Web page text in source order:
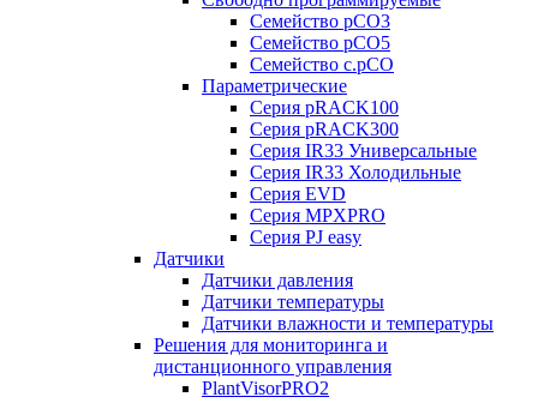
Семейство pCO3
Семейство pCO5
Семейство c.pCO
Параметрические
Серия pRACK100
Серия pRACK300
Серия IR33 Универсальные
Серия IR33 Холодильные
Серия EVD
Серия MPXPRO
Серия PJ easy
Датчики
Датчики давления
Датчики температуры
Датчики влажности и температуры
Решения для мониторинга и
дистанционного управления
PlantVisorPRO2